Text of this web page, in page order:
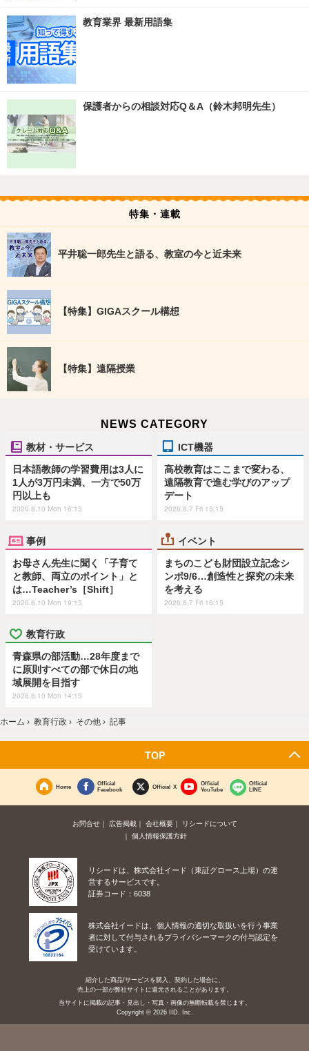
教育業界 最新用語集
保護者からの相談対応Q＆A（鈴木邦明先生）
特集・連載
平井聡一郎先生と語る、教室の今と近未来
【特集】GIGAスクール構想
【特集】遠隔授業
NEWS CATEGORY
教材・サービス
日本語教師の学習費用は3人に
1人が3万円未満、一方で50万
円以上も
2026.8.10 Mon 16:15
ICT機器
高校教育はここまで変わる、
遠隔教育で進む学びのアップ
デート
2026.8.7 Fri 15:15
事例
お母さん先生に聞く「子育て
と教師、両立のポイント」と
は…Teacher’s［Shift］
2026.8.10 Mon 19:15
イベント
まちのこども財団設立記念シ
ンポ9/6…創造性と探究の未来
を考える
2026.8.7 Fri 16:15
教育行政
青森県の部活動…28年度まで
に原則すべての部で休日の地
域展開を目指す
2026.8.10 Mon 14:15
ホーム › 教育行政 › その他 › 記事
TOP
Home
Official
Facebook
Official X
Official
YouTube
Official
LINE
お問合せ 広告掲載 会社概要
リシードについて
個人情報保護方針
リシードは、株式会社イード（東証グロース上場）の運
営するサービスです。
証券コード：6038
株式会社イードは、個人情報の適切な取扱いを行う事業
者に対して付与されるプライバシーマークの付与認定を
受けています。
紹介した商品/サービスを購入、契約した場合に、
売上の一部が弊社サイトに還元されることがあります。
当サイトに掲載の記事・見出し・写真・画像の無断転載を禁じます。
Copyright © 2026 IID, Inc.